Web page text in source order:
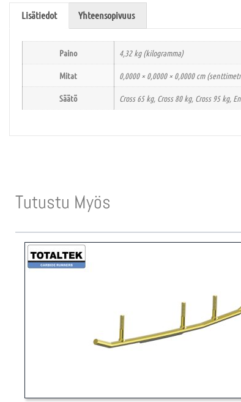
Lisätiedot Yhteensopivuus
Paino 4,32 kg (kilogramma)
Mitat 0,0000 × 0,0000 × 0,0000 cm
Säätö Cross 65 kg, Cross 80 kg, Cross 95 kg,
Tutustu Myös